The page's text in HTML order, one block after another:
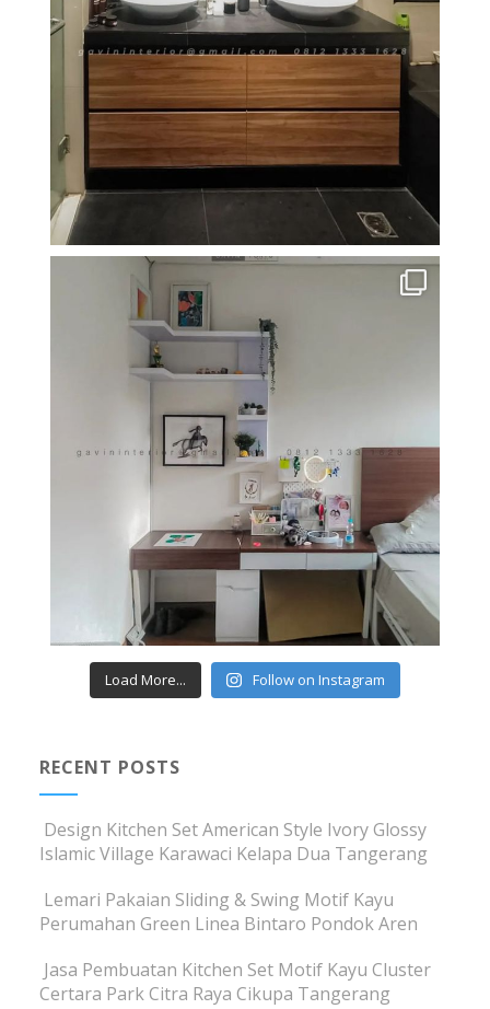
Load More... Follow on Instagram
RECENT POSTS
Design Kitchen Set American Style Ivory Glossy
Islamic Village Karawaci Kelapa Dua Tangerang
Lemari Pakaian Sliding & Swing Motif Kayu
Perumahan Green Linea Bintaro Pondok Aren
Jasa Pembuatan Kitchen Set Motif Kayu Cluster
Certara Park Citra Raya Cikupa Tangerang